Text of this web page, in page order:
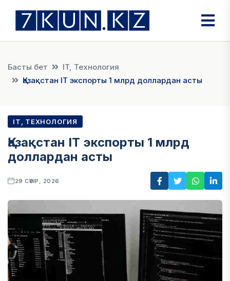
Басты бет
IT, Технология
Қазақстан IT экспорты 1 млрд доллардан асты
IT, ТЕХНОЛОГИЯ
Қазақстан IT экспорты 1 млрд
доллардан асты
29 СӘУІР, 2026